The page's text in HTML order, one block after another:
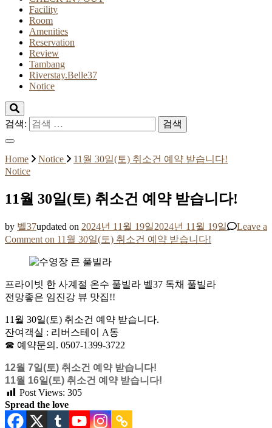
Facility
Room
Amenities
Reservation
Review
Tambang
Riverstay.Belle37
Notice
검색:
Home Notice
11월 30일(토) 취소건 예약 받습니다!
Notice
11월 30일(토) 취소건 예약 받습니다!
by 벨37updated on 2024년 11월 19일2024년 11월 19일
Leave a
Comment on 11월 30일(토) 취소건 예약 받습니다!
프라이빗 한 사계절 온수 풀빌라 벨37 독채 풀빌라
전망좋은 임진강 뷰 맛집!!
11월 30일(토) 취소건 예약 받습니다.
잔여객실 : 리버스테이 A동
☎ 예약문의. 0507-1399-3722
12월 7일(토) 취소건 예약 받습니다!
11월 16일(토) 취소건 예약 받습니다!
Post Views: 305
Spread the love